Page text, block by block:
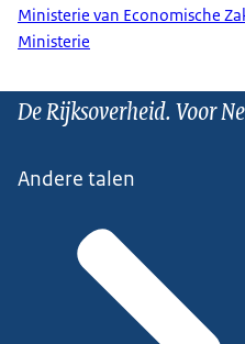
Ministerie van Economische
Ministerie
De Rijksoverheid. Voor
Andere talen